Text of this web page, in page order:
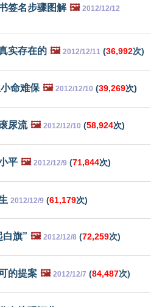
签名步骤图解 🖼️ 2012/12/12
实存在的 🖼️ 2012/12/11 (36,992次)
命难保 🖼️ 2012/12/10 (39,269次)
尿流 🖼️ 2012/12/10 (58,924次)
平 🖼️ 2012/12/9 (71,844次)
2012/12/9 (61,179次)
白旗” 🖼️ 2012/12/8 (72,259次)
的提案 🖼️ 2012/12/7 (84,487次)